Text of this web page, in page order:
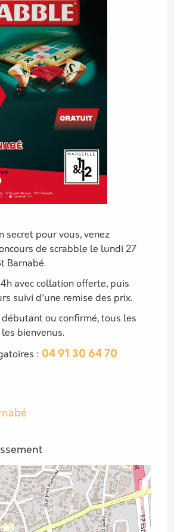
secret pour vous, venez
de scrabble le lundi 27
Barnabé.
avec collation offerte, puis
suivi d'une remise des prix.
ou confirmé, tous les
bienvenus.
: 04 91 30 64 70